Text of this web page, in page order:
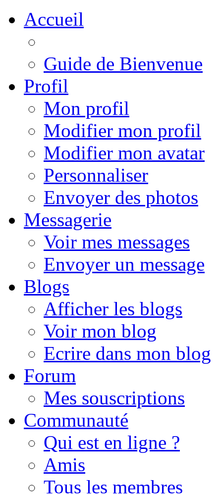
Accueil
Guide de Bienvenue
Profil
Mon profil
Modifier mon profil
Modifier mon avatar
Personnaliser
Envoyer des photos
Messagerie
Voir mes messages
Envoyer un message
Blogs
Afficher les blogs
Voir mon blog
Ecrire dans mon blog
Forum
Mes souscriptions
Communauté
Qui est en ligne ?
Amis
Tous les membres